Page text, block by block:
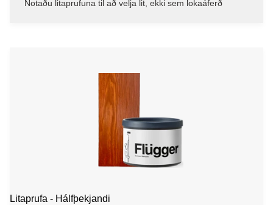
Notaðu litaprufuna til að velja lit, ekki sem lokaáferð
Litaprufa - Hálfþekjandi